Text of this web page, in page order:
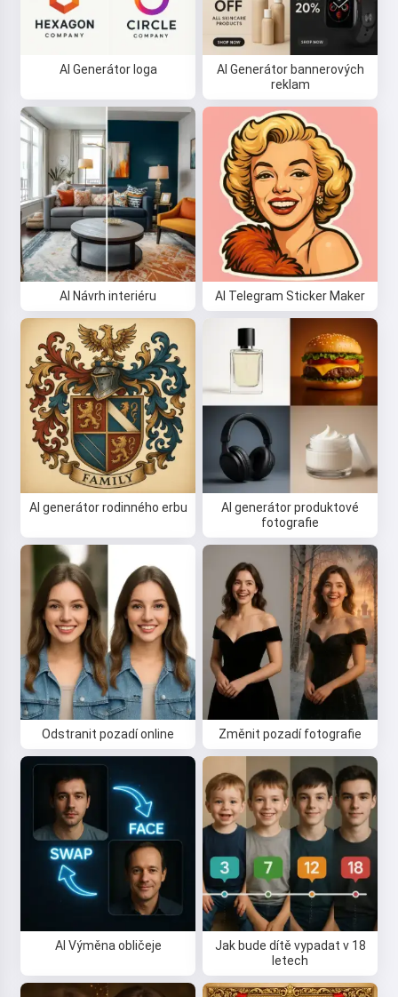
AI Generátor loga
AI Generátor bannerových
reklam
AI Návrh interiéru AI Telegram Sticker Maker
AI generátor rodinného erbu
AI generátor produktové
fotografie
Odstranit pozadí online Změnit pozadí fotografie
AI Výměna obličeje
Jak bude dítě vypadat v 18
letech
Ahoj 👋
Můžu vytvářet písně, psát básně a
přání 🥰
Vyzkoušet
Zásady ochrany osobních údajů
Zásady vrácení peněz